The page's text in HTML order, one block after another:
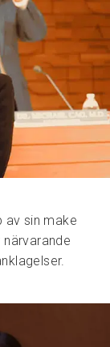
av sin make